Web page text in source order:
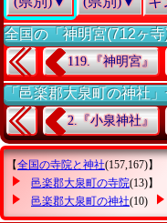
全国の「神明宮(712ヶ
119.『神明宮』
「邑楽郡大泉町の神社
2.『小泉神社』
【全国の寺院と神社(157,167)】
邑楽郡大泉町の寺院(13)】
邑楽郡大泉町の神社(10)